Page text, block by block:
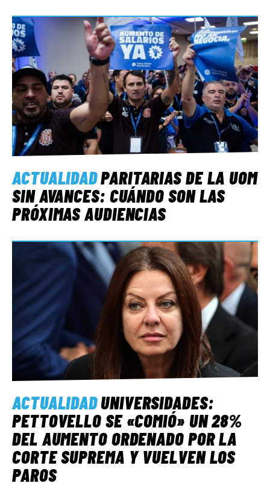
ACTUALIDADPARITARIAS DE LA UOM
SIN AVANCES: CUÁNDO SON LAS
PRÓXIMAS AUDIENCIAS
ACTUALIDADUNIVERSIDADES:
PETTOVELLO SE «COMIÓ» UN 28%
DEL AUMENTO ORDENADO POR LA
CORTE SUPREMA Y VUELVEN LOS
PAROS